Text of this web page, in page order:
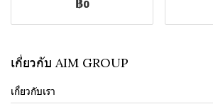
฿0
เกี่ยวกับ AIM GROUP
เกี่ยวกับเรา